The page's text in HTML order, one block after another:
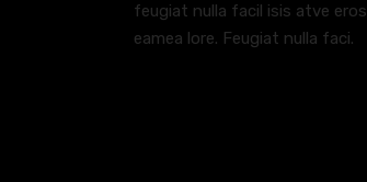
feugiat nulla facil isis atve eros
eamea lore. Feugiat nulla faci.